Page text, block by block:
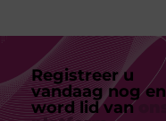
Registreer u
vandaag nog en
word lid van